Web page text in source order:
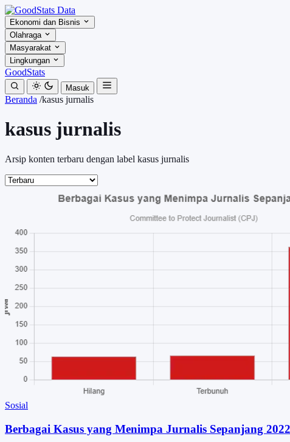
Ekonomi dan Bisnis
Olahraga
Masyarakat
Lingkungan
GoodStats
Masuk
Beranda /kasus jurnalis
kasus jurnalis
Arsip konten terbaru dengan label kasus jurnalis
Sosial
Berbagai Kasus yang Menimpa Jurnalis Sepanjang 2022